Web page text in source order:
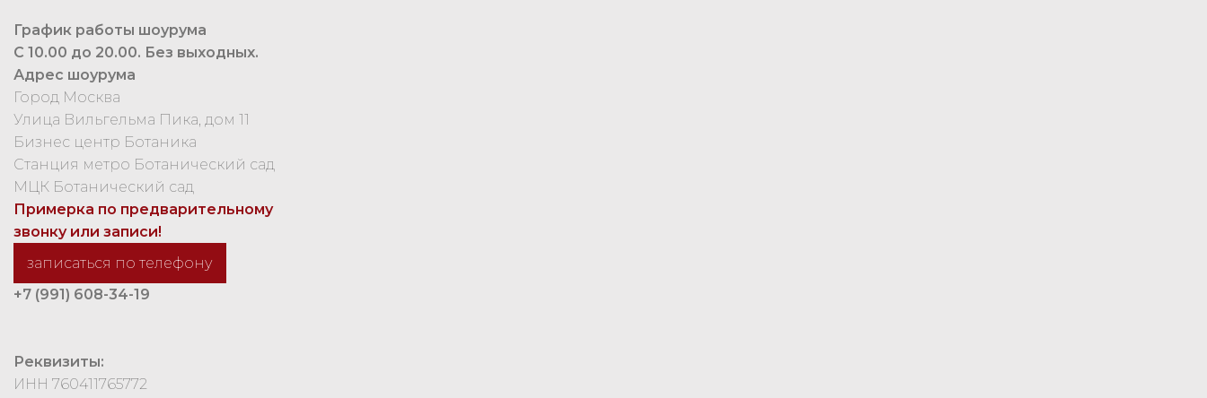
График работы шоурума
С 10.00 до 20.00. Без выходных.
Адрес шоурума
Город Москва
Улица Вильгельма Пика, дом 11
Бизнес центр Ботаника
Станция метро Ботанический сад
МЦК Ботанический сад
Примерка по предварительному
звонку или записи!
записаться по телефону
+7 (991) 608-34-19
Реквизиты:
ИНН 760411765772